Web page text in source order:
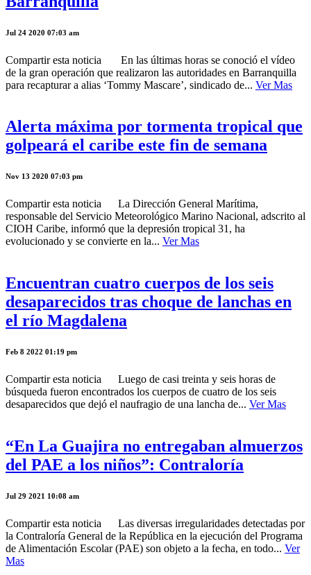
Jul 24 2020 07:03 am
Compartir esta noticia En las últimas horas se conoció el vídeo
de la gran operación que realizaron las autoridades en Barranquilla
para recapturar a alias ‘Tommy Mascare’, sindicado de... Ver Mas
Alerta máxima por tormenta tropical que
golpeará el caribe este fin de semana
Nov 13 2020 07:03 pm
Compartir esta noticia La Dirección General Marítima,
responsable del Servicio Meteorológico Marino Nacional, adscrito al
CIOH Caribe, informó que la depresión tropical 31, ha
evolucionado y se convierte en la... Ver Mas
Encuentran cuatro cuerpos de los seis
desaparecidos tras choque de lanchas en
el río Magdalena
Feb 8 2022 01:19 pm
Compartir esta noticia Luego de casi treinta y seis horas de
búsqueda fueron encontrados los cuerpos de cuatro de los seis
desaparecidos que dejó el naufragio de una lancha de... Ver Mas
“En La Guajira no entregaban almuerzos
del PAE a los niños”: Contraloría
Jul 29 2021 10:08 am
Compartir esta noticia Las diversas irregularidades detectadas por
la Contraloría General de la República en la ejecución del Programa
de Alimentación Escolar (PAE) son objeto a la fecha, en todo... Ver
Mas